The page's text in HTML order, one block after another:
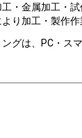
・金属加工・
り加工・製作作
グは、PC・ス